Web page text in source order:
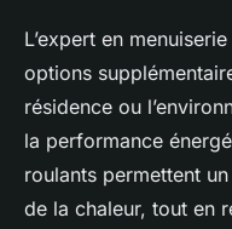
L’expert en
options
résidence ou
la performance
roulants permettent
de la chaleur, tout en